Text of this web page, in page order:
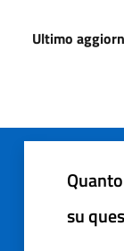
Ultimo
su